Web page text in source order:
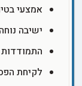
אמצעי
ישיבה
לקיחת